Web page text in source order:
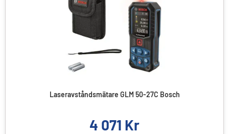
Laseravståndsmätare GLM 50-27C Bosch
4 071 Kr